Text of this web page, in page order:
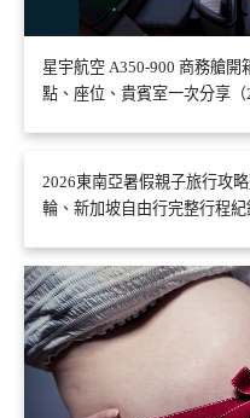
星宇航空 A350-900 商務艙
點、座位、貴賓室一次分享（
2026東南亞暑假親子旅行攻
輪、新加坡自由行完整行程紀